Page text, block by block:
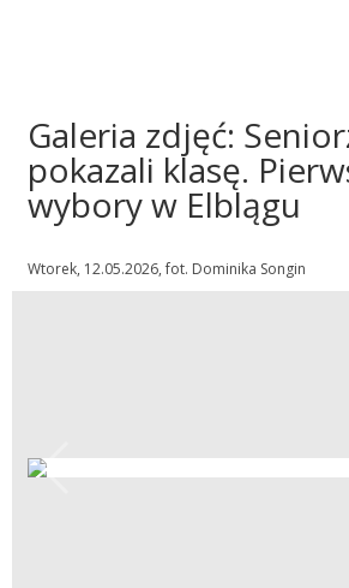
Galeria zdjęć:
pokazali klasę.
wybory w Elblągu
Wtorek, 12.05.2026, fot. Dominika Songin